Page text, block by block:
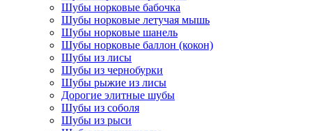
Шубы норковые бабочка
Шубы норковые летучая мышь
Шубы норковые шанель
Шубы норковые баллон (кокон)
Шубы из лисы
Шубы из чернобурки
Шубы рыжие из лисы
Дорогие элитные шубы
Шубы из соболя
Шубы из рыси